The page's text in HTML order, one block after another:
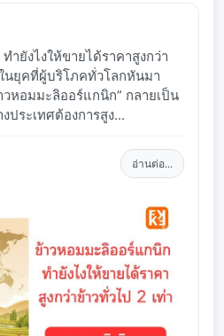
ยังไงให้ขายได้ราคาสูงกว่า
นยุคที่ผู้บริโภคทั่วโลกหันมา
หอมมะลิออร์แกนิก” กลายเป็น
ประเทศต้องการสูง...
อ่านต่อ...